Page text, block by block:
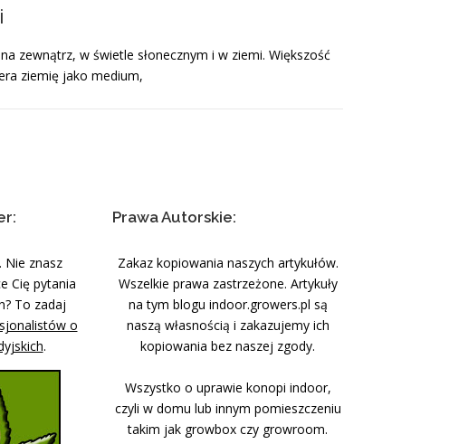
zewnątrz, w świetle słonecznym i w ziemi. Większość
ziemię jako medium,
Nie znasz
Cię pytania
To zadaj
o
.
Prawa Autorskie:
Zakaz kopiowania naszych artykułów.
Wszelkie prawa zastrzeżone. Artykuły
na tym blogu indoor.growers.pl są
naszą własnością i zakazujemy ich
kopiowania bez naszej zgody.
Wszystko o uprawie konopi indoor,
czyli w domu lub innym pomieszczeniu
takim jak growbox czy growroom.